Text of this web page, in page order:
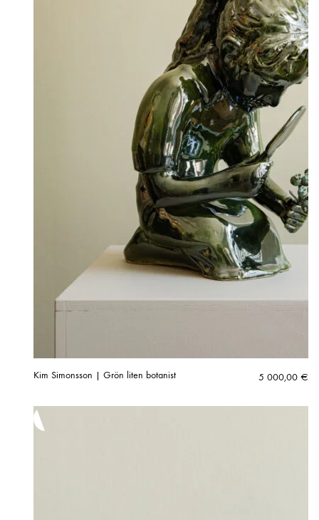
Kim Simonsson | Grön liten botanist 5 000,00 €